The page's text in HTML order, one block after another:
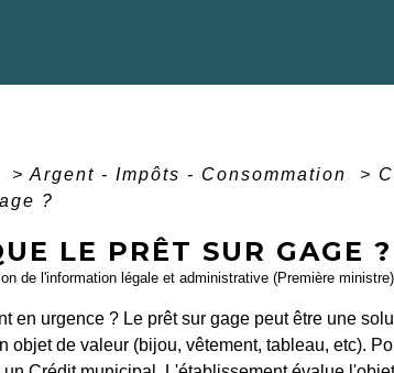
> Argent - Impôts - Consommation >
?
LE PRÊT SUR GAGE ?
de l'information légale et administrative (Première ministre)
en urgence ? Le prêt sur gage peut être une
objet de valeur (bijou, vêtement, tableau, etc).